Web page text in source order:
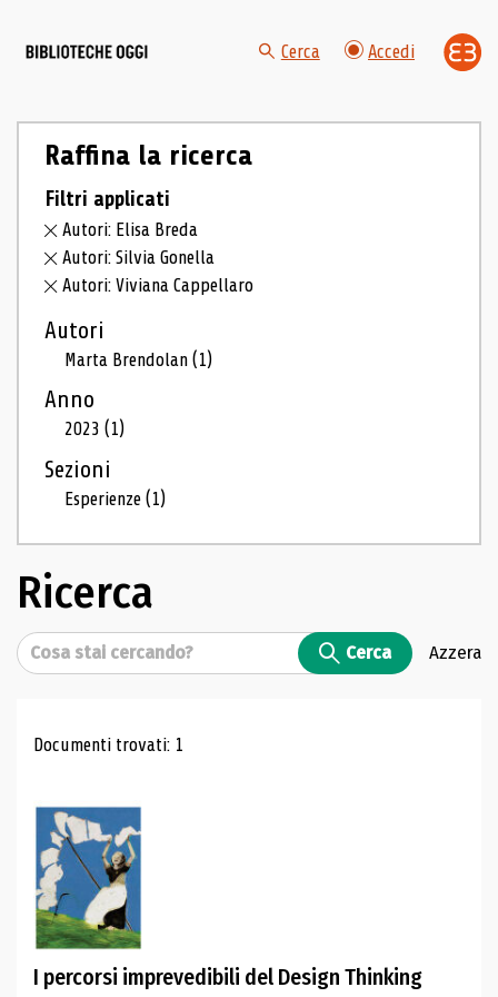
Cerca Accedi
Raffina la ricerca
Filtri applicati
Autori: Elisa Breda
Autori: Silvia Gonella
Autori: Viviana Cappellaro
Autori
Marta Brendolan(1)
Anno
2023(1)
Sezioni
Esperienze(1)
Ricerca
Cerca Cerca Azzera
Risultati di ricerca
Documenti trovati: 1
I percorsi imprevedibili del Design Thinking